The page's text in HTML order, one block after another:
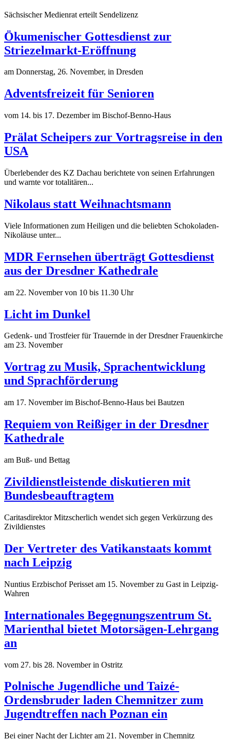
Sächsischer Medienrat erteilt Sendelizenz
Ökumenischer Gottesdienst zur
Striezelmarkt-Eröffnung
am Donnerstag, 26. November, in Dresden
Adventsfreizeit für Senioren
vom 14. bis 17. Dezember im Bischof-Benno-Haus
Prälat Scheipers zur Vortragsreise in den
USA
Überlebender des KZ Dachau berichtete von seinen Erfahrungen
und warnte vor totalitären...
Nikolaus statt Weihnachtsmann
Viele Informationen zum Heiligen und die beliebten Schokoladen-
Nikoläuse unter...
MDR Fernsehen überträgt Gottesdienst
aus der Dresdner Kathedrale
am 22. November von 10 bis 11.30 Uhr
Licht im Dunkel
Gedenk- und Trostfeier für Trauernde in der Dresdner Frauenkirche
am 23. November
Vortrag zu Musik, Sprachentwicklung
und Sprachförderung
am 17. November im Bischof-Benno-Haus bei Bautzen
Requiem von Reißiger in der Dresdner
Kathedrale
am Buß- und Bettag
Zivildienstleistende diskutieren mit
Bundesbeauftragtem
Caritasdirektor Mitzscherlich wendet sich gegen Verkürzung des
Zivildienstes
Der Vertreter des Vatikanstaats kommt
nach Leipzig
Nuntius Erzbischof Perisset am 15. November zu Gast in Leipzig-
Wahren
Internationales Begegnungszentrum St.
Marienthal bietet Motorsägen-Lehrgang
an
vom 27. bis 28. November in Ostritz
Polnische Jugendliche und Taizé-
Ordensbruder laden Chemnitzer zum
Jugendtreffen nach Poznan ein
Bei einer Nacht der Lichter am 21. November in Chemnitz